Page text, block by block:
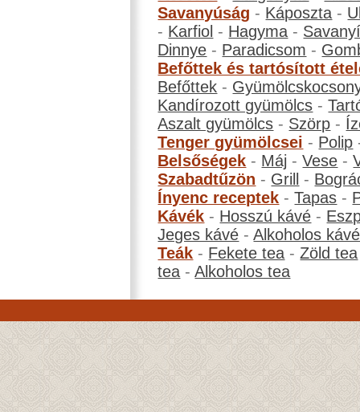
Savanyúság - Káposzta -
- Karfiol - Hagyma -
Dinnye - Paradicsom -
Befőttek és tartósított
Befőttek -
Kandírozott gyümölcs -
Aszalt gyümölcs - Szörp -
Tenger gyümölcsei - Polip
Belsőségek - Máj -Vese -
Szabadtűzön - Grill -
Ínyenc receptek -Tapas -
Kávék - Hosszú kávé -
Jeges kávé -Alkoholos kávé
Teák - Fekete tea -Zöld tea
tea -Alkoholos tea